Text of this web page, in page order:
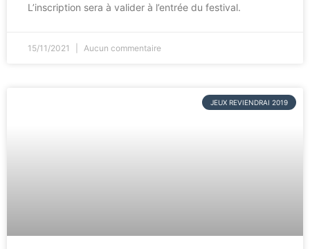
L’inscription sera à valider à l’entrée du festival.
15/11/2021 Aucun commentaire
JEUX REVIENDRAI 2019